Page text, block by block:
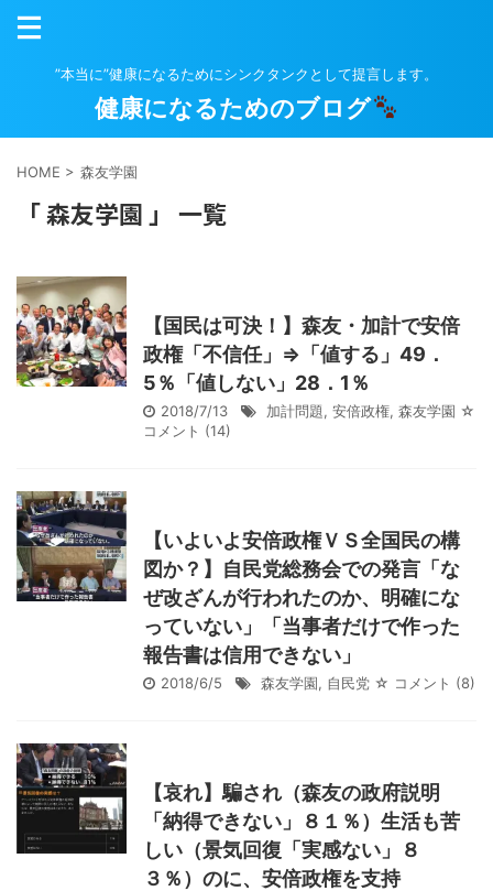
”本当に”健康になるためにシンクタンクとして提言します。
健康になるためのブログ
HOME > 森友学園
「 森友学園 」 一覧
【国民は可決！】森友・加計で安倍
政権「不信任」⇒「値する」49．
5％「値しない」28．1％
2018/7/13 加計問題, 安倍政権, 森友学園 ☆
コメント (14)
【いよいよ安倍政権ＶＳ全国民の構
図か？】自民党総務会での発言「な
ぜ改ざんが行われたのか、明確にな
っていない」「当事者だけで作った
報告書は信用できない」
2018/6/5 森友学園, 自民党 ☆ コメント (8)
【哀れ】騙され（森友の政府説明
「納得できない」８１％）生活も苦
しい（景気回復「実感ない」８
３％）のに、安倍政権を支持